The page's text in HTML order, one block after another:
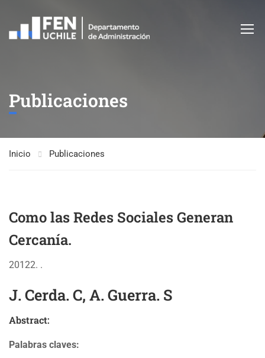
Publicaciones
Inicio Publicaciones
Como las Redes Sociales Generan
Cercanía.
20122. .
J. Cerda. C, A. Guerra. S
Abstract:
Palabras claves: